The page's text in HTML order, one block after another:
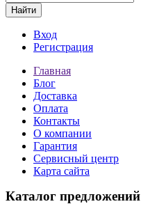
Найти
Вход
Регистрация
Главная
Блог
Доставка
Оплата
Контакты
О компании
Гарантия
Сервисный центр
Карта сайта
Каталог предложений